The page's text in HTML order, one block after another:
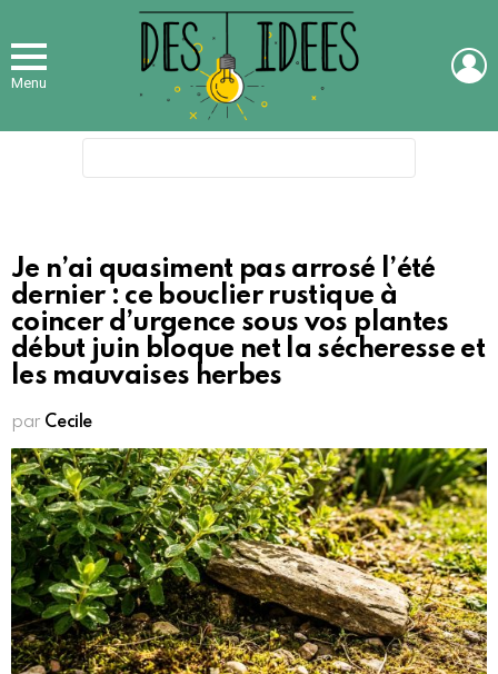
Menu
Je n’ai quasiment pas arrosé l’été
dernier : ce bouclier rustique à
coincer d’urgence sous vos plantes
début juin bloque net la sécheresse et
les mauvaises herbes
par Cecile